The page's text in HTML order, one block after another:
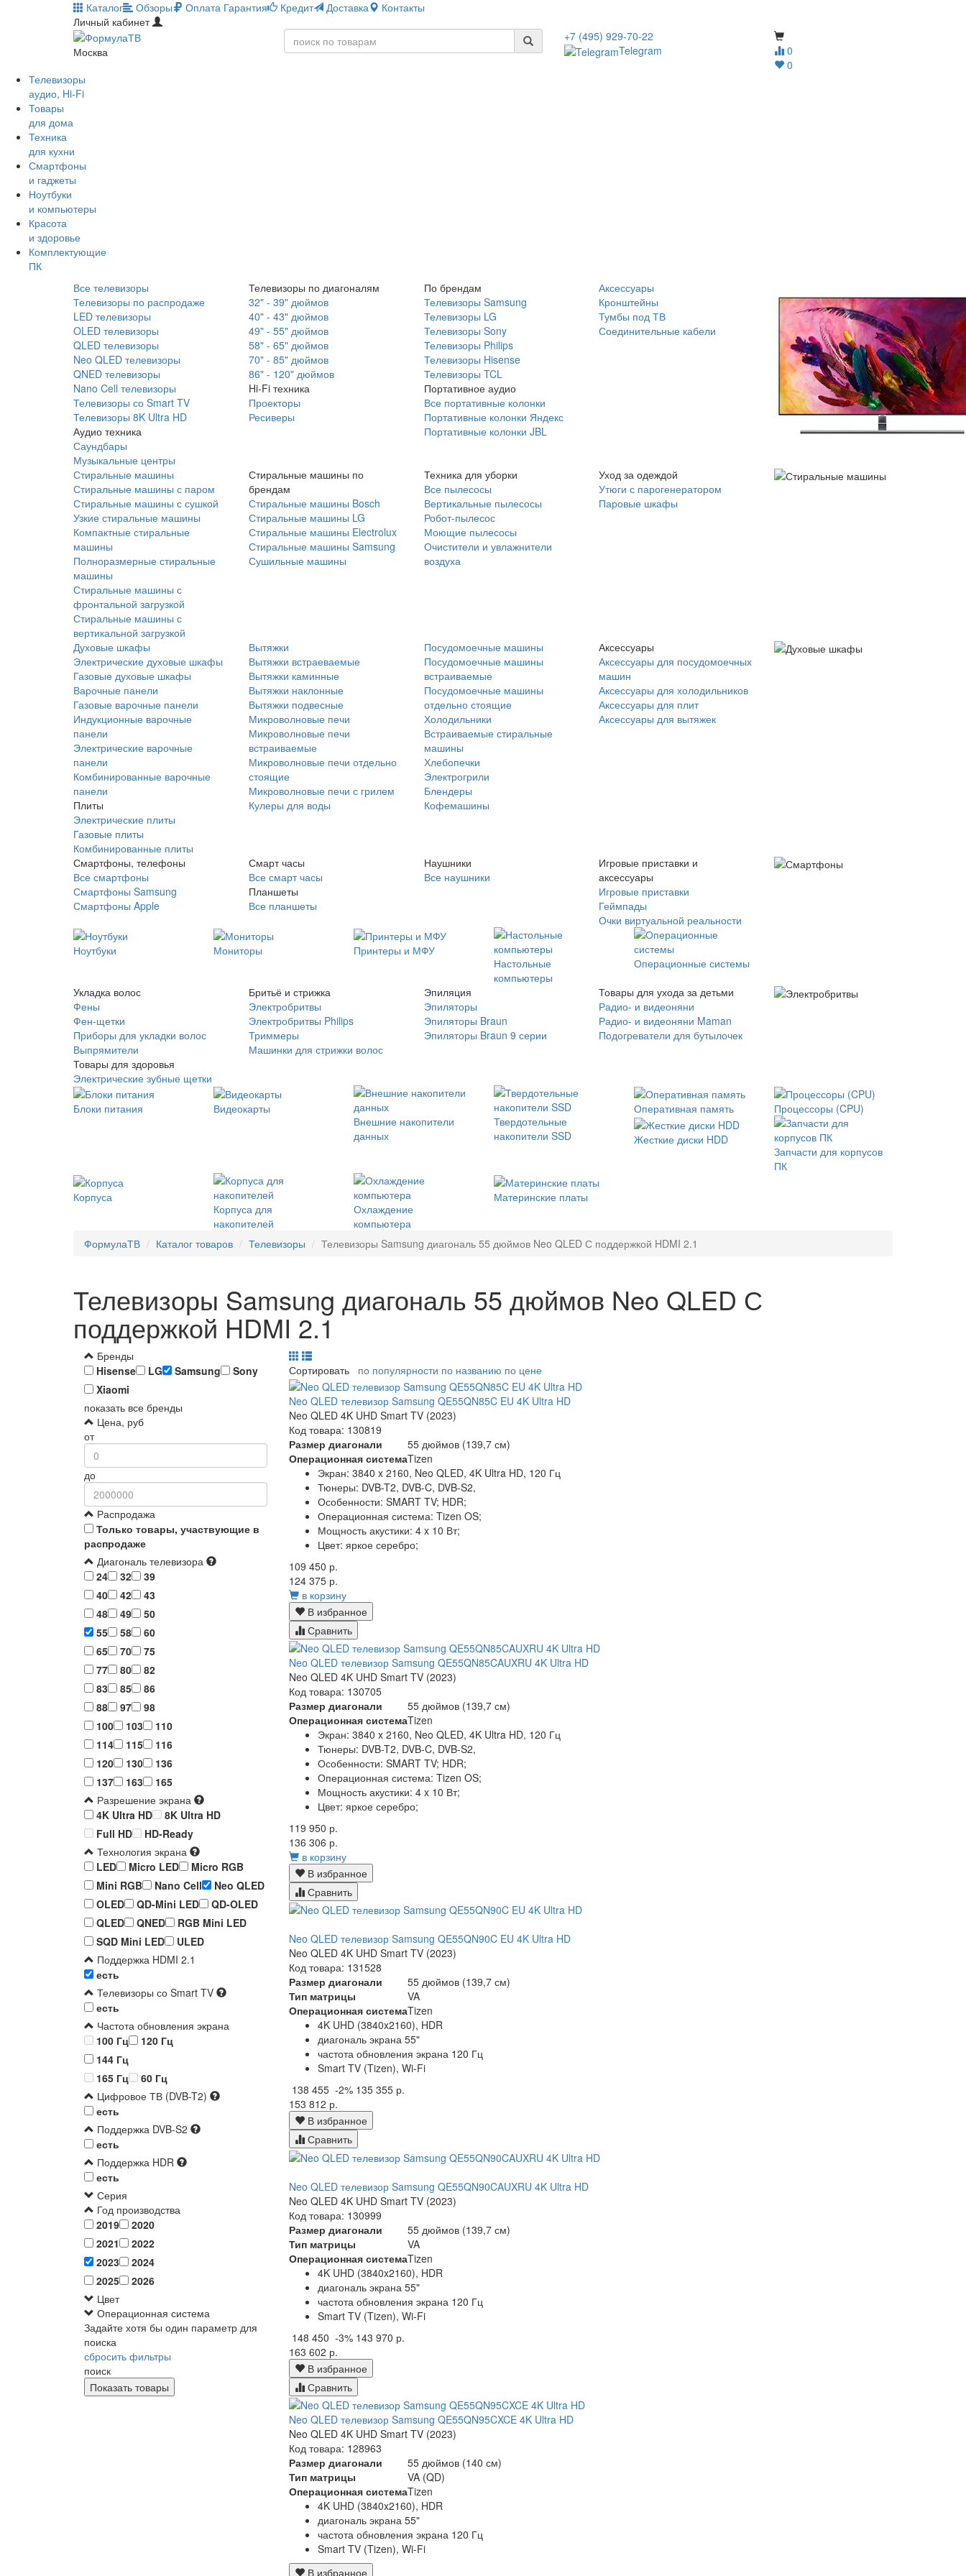
Каталог Обзоры Оплата Гарантия Кредит Доставка
Контакты
Личный кабинет
Москва
0
0
+7 (495) 929-70-22
Telegram
Телевизоры
аудио, Hi-Fi
Товары
для дома
Техника
для кухни
Смартфоны
и гаджеты
Ноутбуки
и компьютеры
Красота
и здоровье
Комплектующие
ПК
Все телевизоры
Телевизоры по распродаже
LED телевизоры
OLED телевизоры
QLED телевизоры
Neo QLED телевизоры
QNED телевизоры
Nano Cell телевизоры
Телевизоры со Smart TV
Телевизоры 8K Ultra HD
Аудио техника
Саундбары
Музыкальные центры
Телевизоры по диагоналям
32" - 39" дюймов
40" - 43" дюймов
49" - 55" дюймов
58" - 65" дюймов
70" - 85" дюймов
86" - 120" дюймов
Hi-Fi техника
Проекторы
Ресиверы
По брендам
Телевизоры Samsung
Телевизоры LG
Телевизоры Sony
Телевизоры Philips
Телевизоры Hisense
Телевизоры TCL
Портативное аудио
Все портативные колонки
Портативные колонки Яндекс
Портативные колонки JBL
Аксессуары
Кронштейны
Тумбы под ТВ
Соединительные кабели
Стиральные машины
Стиральные машины с паром
Стиральные машины с сушкой
Узкие стиральные машины
Компактные стиральные
машины
Полноразмерные стиральные
машины
Стиральные машины с
фронтальной загрузкой
Стиральные машины с
вертикальной загрузкой
Стиральные машины по
брендам
Стиральные машины Bosch
Стиральные машины LG
Стиральные машины Electrolux
Стиральные машины Samsung
Сушильные машины
Техника для уборки
Все пылесосы
Вертикальные пылесосы
Робот-пылесос
Моющие пылесосы
Очистители и увлажнители
воздуха
Уход за одеждой
Утюги с парогенератором
Паровые шкафы
Духовые шкафы
Электрические духовые шкафы
Газовые духовые шкафы
Варочные панели
Газовые варочные панели
Индукционные варочные
панели
Электрические варочные
панели
Комбинированные варочные
панели
Плиты
Электрические плиты
Газовые плиты
Комбинированные плиты
Вытяжки
Вытяжки встраеваемые
Вытяжки каминные
Вытяжки наклонные
Вытяжки подвесные
Микроволновые печи
Микроволновые печи
встраиваемые
Микроволновые печи отдельно
стоящие
Микроволновые печи с грилем
Кулеры для воды
Посудомоечные машины
Посудомоечные машины
встраиваемые
Посудомоечные машины
отдельно стоящие
Холодильники
Встраиваемые стиральные
машины
Хлебопечки
Электрогрили
Блендеры
Кофемашины
Аксессуары
Аксессуары для посудомоечных
машин
Аксессуары для холодильников
Аксессуары для плит
Аксессуары для вытяжек
Смартфоны, телефоны
Все смартфоны
Смартфоны Samsung
Смартфоны Apple
Смарт часы
Все смарт часы
Планшеты
Все планшеты
Наушники
Все наушники
Игровые приставки и
аксессуары
Игровые приставки
Геймпады
Очки виртуальной реальности
Ноутбуки Мониторы
Принтеры и МФУ
Настольные
компьютеры
Операционные системы
Укладка волос
Фены
Фен-щетки
Приборы для укладки волос
Выпрямители
Товары для здоровья
Электрические зубные щетки
Бритьё и стрижка
Электробритвы
Электробритвы Philips
Триммеры
Машинки для стрижки волос
Эпиляция
Эпиляторы
Эпиляторы Braun
Эпиляторы Braun 9 серии
Товары для ухода за детьми
Радио- и видеоняни
Радио- и видеоняни Maman
Подогреватели для бутылочек
Блоки питания
Видеокарты
Внешние накопители
данных
Твердотельные
накопители SSD
Оперативная память Процессоры (CPU)
Жесткие диски HDD
Запчасти для корпусов
ПК
Корпуса
Корпуса для
накопителей
Охлаждение
компьютера
Материнские платы
ФормулаТВ Каталог товаров Телевизоры Телевизоры Samsung диагональ 55 дюймов Neo QLED С поддержкой HDMI 2.1
Телевизоры Samsung диагональ 55 дюймов Neo QLED С
поддержкой HDMI 2.1
Бренды
Hisense
LG Samsung
Sony
Xiaomi
показать все бренды
Цена, руб
от
до
Распродажа
Только товары, участвующие в
распродаже
Диагональ телевизора
24
32
39
40
42
43
48
49
50
55
58
60
65
70
75
77
80
82
83
85
86
88
97
98
100
103
110
114
115
116
120
130
136
137
163
165
Разрешение экрана
4K Ultra HD
8K Ultra HD
Full HD
HD-Ready
Технология экрана
LED
Micro LED
Micro RGB
Mini RGB
Nano Cell
Neo QLED
OLED
QD-Mini LED
QD-OLED
QLED
QNED
RGB Mini LED
SQD Mini LED
ULED
Поддержка HDMI 2.1
есть
Телевизоры со Smart TV
есть
Частота обновления экрана
100 Гц
120 Гц
144 Гц
165 Гц
60 Гц
Цифровое ТВ (DVB-T2)
есть
Поддержка DVB-S2
есть
Поддержка HDR
есть
Серия
Год производства
2019
2020
2021
2022
2023
2024
2025
2026
Цвет
Операционная система
Задайте хотя бы один параметр для
поиска
сбросить фильтры
поиск
Сортировать по популярности по названию по цене
Neo QLED телевизор Samsung QE55QN85C EU 4K Ultra HD
Neo QLED 4K UHD Smart TV (2023)
Код товара: 130819
Размер диагонали
55 дюймов (139,7 см)
Операционная системаTizen
Экран: 3840 x 2160, Neo QLED, 4K Ultra HD, 120 Гц
Тюнеры: DVB-T2, DVB-C, DVB-S2,
Особенности: SMART TV; HDR;
Операционная система: Tizen OS;
Мощность акустики: 4 x 10 Вт;
Цвет: яркое серебро;
109 450 р.
124 375 р.
в корзину
В избранное
Сравнить
Neo QLED телевизор Samsung QE55QN85CAUXRU 4K Ultra HD
Neo QLED 4K UHD Smart TV (2023)
Код товара: 130705
Размер диагонали
55 дюймов (139,7 см)
Операционная системаTizen
Экран: 3840 x 2160, Neo QLED, 4K Ultra HD, 120 Гц
Тюнеры: DVB-T2, DVB-C, DVB-S2,
Особенности: SMART TV; HDR;
Операционная система: Tizen OS;
Мощность акустики: 4 x 10 Вт;
Цвет: яркое серебро;
119 950 р.
136 306 р.
в корзину
В избранное
Сравнить
Neo QLED телевизор Samsung QE55QN90C EU 4K Ultra HD
Neo QLED 4K UHD Smart TV (2023)
Код товара: 131528
Размер диагонали
55 дюймов (139,7 см)
Тип матрицы
VA
Операционная системаTizen
4K UHD (3840x2160), HDR
диагональ экрана 55"
частота обновления экрана 120 Гц
Smart TV (Tizen), Wi-Fi
138 455 -2% 135 355 р.
153 812 р.
В избранное
Сравнить
Neo QLED телевизор Samsung QE55QN90CAUXRU 4K Ultra HD
Neo QLED 4K UHD Smart TV (2023)
Код товара: 130999
Размер диагонали
55 дюймов (139,7 см)
Тип матрицы
VA
Операционная системаTizen
4K UHD (3840x2160), HDR
диагональ экрана 55"
частота обновления экрана 120 Гц
Smart TV (Tizen), Wi-Fi
148 450 -3% 143 970 р.
163 602 р.
В избранное
Сравнить
Neo QLED телевизор Samsung QE55QN95CXCE 4K Ultra HD
Neo QLED 4K UHD Smart TV (2023)
Код товара: 128963
Размер диагонали
55 дюймов (140 см)
Тип матрицы
VA (QD)
Операционная системаTizen
4K UHD (3840x2160), HDR
диагональ экрана 55"
частота обновления экрана 120 Гц
Smart TV (Tizen), Wi-Fi
В избранное